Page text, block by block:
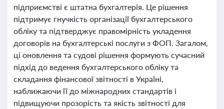
підприємстві є штатна бухгалтерія. Це рішення
підтримує гнучкість організації бухгалтерського
обліку та підтверджує правомірність укладення
договорів на бухгалтерські послуги з ФОП. Загалом,
ці оновлення та судові рішення формують сучасний
підхід до ведення бухгалтерського обліку та
складання фінансової звітності в Україні,
наближаючи її до міжнародних стандартів і
підвищуючи прозорість та якість звітності для